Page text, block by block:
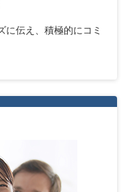
に伝え、積極的にコミ